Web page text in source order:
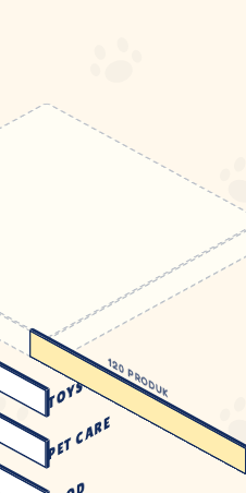
120PRODUK
TOYS
PET CARE